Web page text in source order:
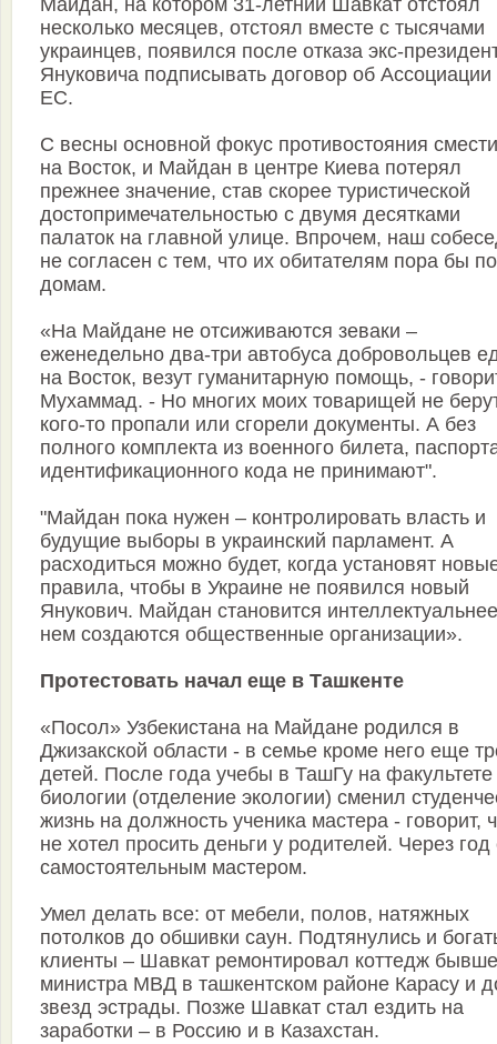
Майдан, на котором 31-летний Шавкат отстоял
несколько месяцев, отстоял вместе с тысячами
украинцев, появился после отказа экс-
Януковича подписывать договор об Ассоциации
ЕС.
С весны основной фокус противостояния
на Восток, и Майдан в центре Киева потерял
прежнее значение, став скорее туристической
достопримечательностью с двумя десятками
палаток на главной улице. Впрочем, наш
не согласен с тем, что их обитателям пора бы по
домам.
«На Майдане не отсиживаются зеваки –
еженедельно два-три автобуса добровольцев
на Восток, везут гуманитарную помощь, -
Мухаммад. - Но многих моих товарищей не
кого-то пропали или сгорели документы. А без
полного комплекта из военного билета,
идентификационного кода не принимают".
"Майдан пока нужен – контролировать власть и
будущие выборы в украинский парламент. А
расходиться можно будет, когда установят
правила, чтобы в Украине не появился новый
Янукович. Майдан становится
нем создаются общественные организации».
Протестовать начал еще в Ташкенте
«Посол» Узбекистана на Майдане родился в
Джизакской области - в семье кроме него еще
детей. После года учебы в ТашГу на факультете
биологии (отделение экологии) сменил
жизнь на должность ученика мастера - говорит,
не хотел просить деньги у родителей. Через год
самостоятельным мастером.
Умел делать все: от мебели, полов, натяжных
потолков до обшивки саун. Подтянулись и
клиенты – Шавкат ремонтировал коттедж
министра МВД в ташкентском районе Карасу и
звезд эстрады. Позже Шавкат стал ездить на
заработки – в Россию и в Казахстан.